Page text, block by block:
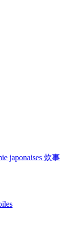
japonaises 炊事